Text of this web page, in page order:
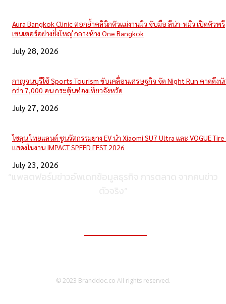
Aura Bangkok Clinic ตอกย้ำคลินิกตัวแม่งานผิว จับมือ ลีน่า-หมิว เปิดตัวพรี
เซนเตอร์อย่างยิ่งใหญ่ กลางห้าง One Bangkok
July 28, 2026
กาญจนบุรีใช้ Sports Tourism ขับเคลื่อนเศรษฐกิจ จัด Night Run คาดดึงนั
กว่า 7,000 คน กระตุ้นท่องเที่ยวจังหวัด
July 27, 2026
ไซลุน ไทยแลนด์ ชูนวัตกรรมยาง EV นำ Xiaomi SU7 Ultra และ VOGUE
แสดงในงาน IMPACT SPEED FEST 2026
July 23, 2026
© 2023 Branddoc.co All rights reserved.